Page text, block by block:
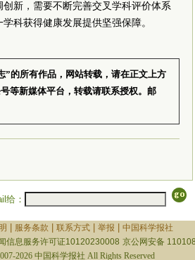
新，需要不断完善交叉学科评价体系
科获得健康发展提供坚强保障。
”的所有作品，网站转载，请在正文上方
等新媒体平台，转载请联系授权。邮
给：
服务条款 联系方式| 举报
中国科学报社
信息服务许可证10120230008 京公网安备
2026 中国科学报社 All Rights Reserved